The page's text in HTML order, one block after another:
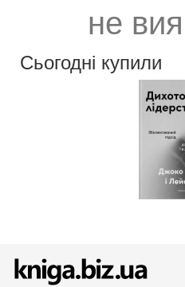
не
Сьогодні купили